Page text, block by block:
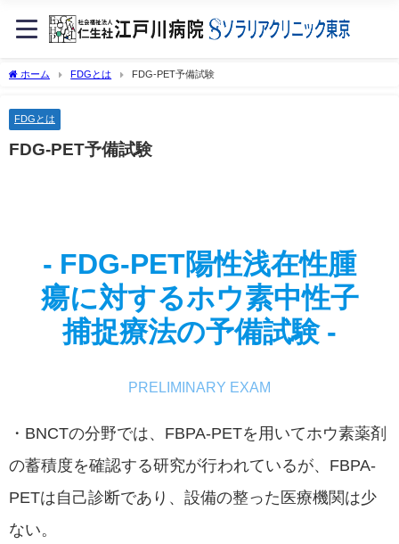
ホーム FDGとは FDG-PET予備試験
FDGとは
FDG-PET予備試験
- FDG-PET陽性浅在性腫
瘍に対するホウ素中性子
捕捉療法の予備試験-
PRELIMINARY EXAM
・BNCTの分野では、FBPA-PETを用いてホウ素薬剤
の蓄積度を確認する研究が行われているが、FBPA-
PETは自己診断であり、設備の整った医療機関は少
ない。